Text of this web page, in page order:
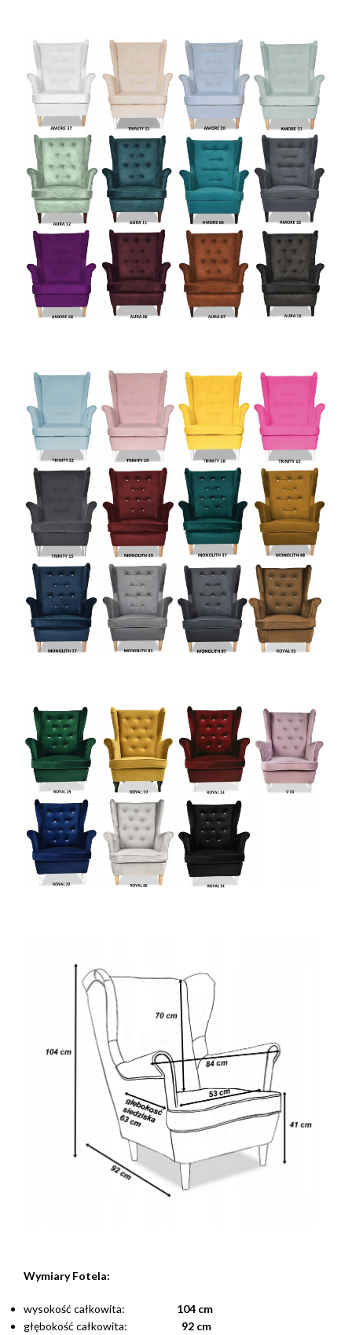
Wymiary Fotela:
wysokość całkowita: 104 cm
głębokość całkowita: 92 cm